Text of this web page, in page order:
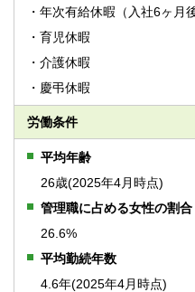
・年次有給休暇（入社6ヶ月
・育児休暇
・介護休暇
・慶弔休
労働条件
平均年齢
26歳(2025年4月時点)
管理職に占める女性の割合
26.6%
平均勤続年数
4.6年(2025年4月時点)